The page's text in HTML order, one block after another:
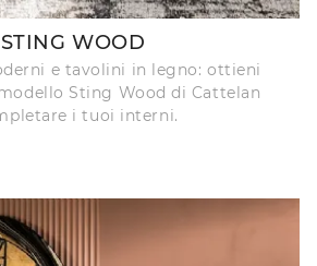
STING WOOD
e tavolini in legno: ottieni
Sting Wood di Cattelan
i tuoi interni.